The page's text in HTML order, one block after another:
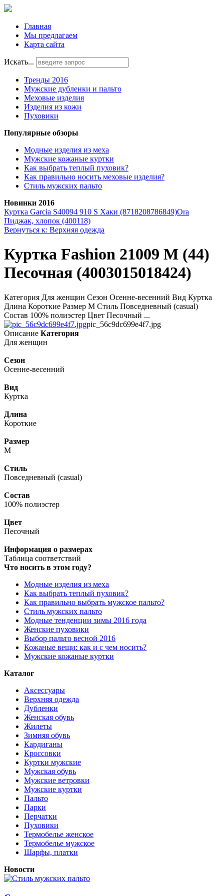
Главная
Мы предлагаем
Карта сайта
Искать...
Тренды 2016
Мужские дубленки и пальто
Меховые изделия
Изделия из кожи
Пуховики
Популярные обзоры
Модные изделия из меха
Мужские кожаные куртки
Как выбрать теплый пуховик?
Как правильно носить меховые изделия?
Стиль мужских пальто
Новинки 2016
Куртка Garcia S40094 910 S Хаки (8718208786849)Ora
Пиджак, хлопок (400118)
Вернуться к: Верхняя одежда
Куртка Fashion 21009 M (44)
Песочная (4003015018424)
Категория Для женщин Сезон Осенне-весенний Вид Куртка
Длина Короткие Размер M Стиль Повседневный (casual)
Состав 100% полиэстер Цвет Песочный ...
pic_56c9dc699e4f7.jpg
Описание Категория
Для женщин
Сезон
Осенне-весенний
Вид
Куртка
Длина
Короткие
Размер
M
Стиль
Повседневный (casual)
Состав
100% полиэстер
Цвет
Песочный
Информация о размерах
Таблица соответствий
Что носить в этом году?
Модные изделия из меха
Как выбрать теплый пуховик?
Как правильно выбрать мужское пальто?
Стиль мужских пальто
Модные тенденции зимы 2016 года
Женские пуховики
Выбор пальто весной 2016
Кожаные вещи: как и с чем носить?
Мужские кожаные куртки
Каталог
Аксессуары
Верхняя одежда
Дубленки
Женская обувь
Жилеты
Зимняя обувь
Кардиганы
Кроссовки
Куртки мужские
Мужская обувь
Мужские ветровки
Мужские куртки
Пальто
Парки
Перчатки
Пуховики
Термобелье женское
Термобелье мужское
Шарфы, платки
Новости